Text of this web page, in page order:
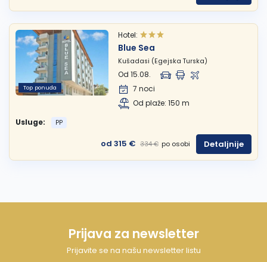
Top ponuda
Hotel:
Blue Sea
Kušadasi (Egejska Turska)
Od 15.08.
7 noci
Od plaže: 150 m
Usluge:
PP
od 315 € 334 € po osobi Detaljnije
Prijava za newsletter
Prijavite se na našu newsletter listu